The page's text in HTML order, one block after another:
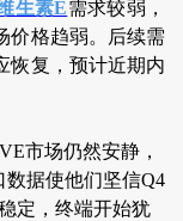
生素E需求较弱，
价格趋弱。后续需
恢复，预计近期内
市场仍然安静，
据使他们坚信Q4
定，终端开始犹